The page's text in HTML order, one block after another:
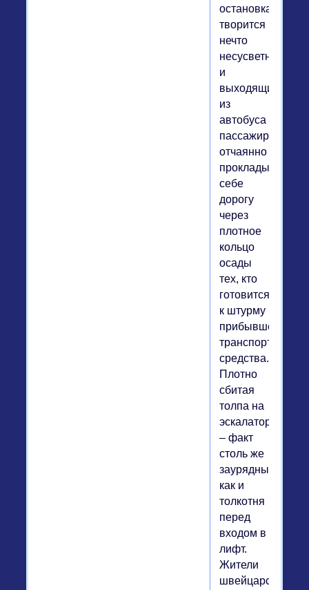
остановках
творится
нечто
несусветное,
и
выходящие
из
автобуса
пассажиры
отчаянно
прокладывают
себе
дорогу
через
плотное
кольцо
осады
тех, кто
готовится
к штурму
прибывшего
транспортного
средства.
Плотно
сбитая
толпа на
эскалаторах
– факт
столь же
заурядный,
как и
толкотня
перед
входом в
лифт.
Жители
швейцарских